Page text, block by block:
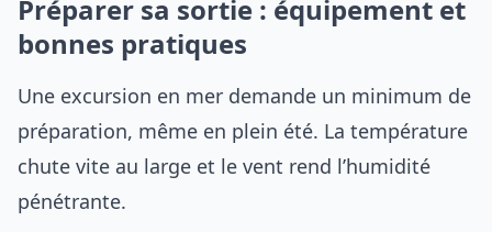
Préparer sa sortie : équipement et
bonnes pratiques
Une excursion en mer demande un minimum de
préparation, même en plein été. La température
chute vite au large et le vent rend l’humidité
pénétrante.